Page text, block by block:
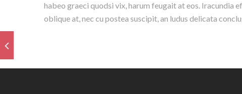
habeo graeci quodsi vix, harum feugait at eos.
oblique at, nec cu postea suscipit, an ludus delicata